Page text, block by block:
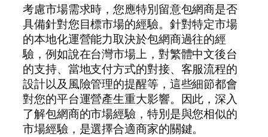
考慮市場需求時，您應特別留意包網商是否
具備針對您目標市場的經驗。針對特定市場
的本地化運營能力取決於包網商過往的經
驗，例如說在台灣市場上，對繁體中文後台
的支持、當地支付方式的對接、客服流程的
設計以及風險管理的提醒等，這些細節都會
對您的平台運營產生重大影響。因此，深入
了解包網商的市場經驗，特別是與您相似的
市場經驗，是選擇合適商家的關鍵。